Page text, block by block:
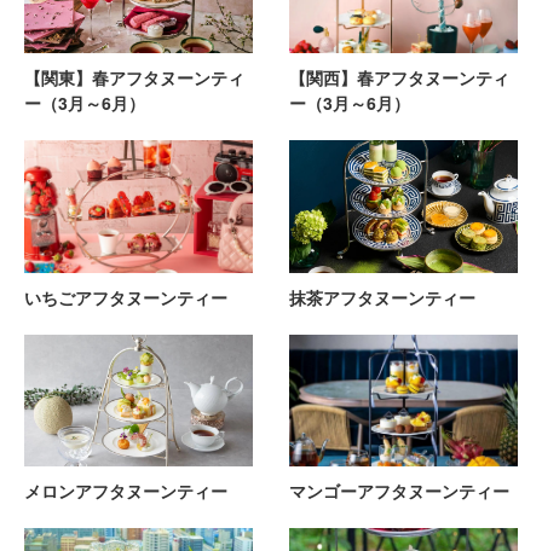
【関東】春アフタヌーンティ
ー（3月～6月）
【関西】春アフタヌーンティ
ー（3月～6月）
いちごアフタヌーンティー 抹茶アフタヌーンティー
メロンアフタヌーンティー マンゴーアフタヌーンティー